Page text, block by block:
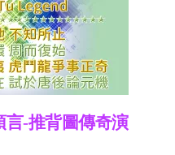
言-推背圖傳奇演